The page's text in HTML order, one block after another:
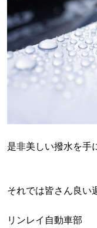
是非美しい撥水を手
それでは皆さん良い
リンレイ自動車部